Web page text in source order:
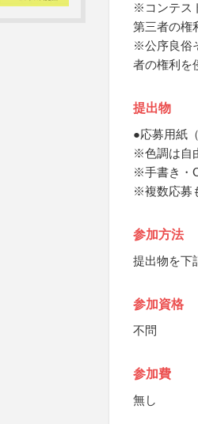
※コンテス
第三者の権
※公序良俗
者の権利を
提出物
●応募用紙
※色調は自
※手書き・
※複数応募
参加方法
提出物を下
参加資格
不問
参加費
無し